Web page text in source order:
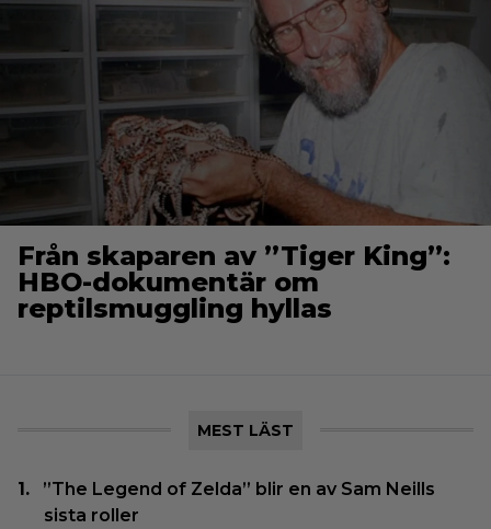
Från skaparen av ”Tiger King”:
HBO-dokumentär om
reptilsmuggling hyllas
MEST LÄST
”The Legend of Zelda” blir en av Sam Neills
sista roller